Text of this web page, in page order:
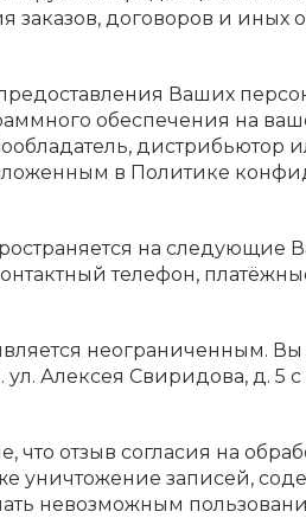
заказов, договоров и иных
Ваших
обеспечения на
в Политике
на
телефон,
неограниченным.
ул. Алексея Свиридова, д.
отзыв согласия на
уничтожение записей,
невозможным